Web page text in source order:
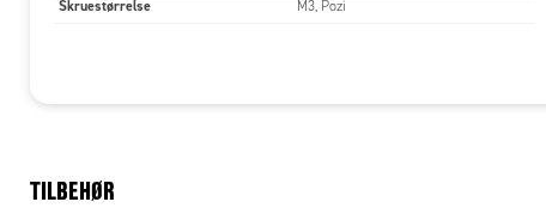
Skruestørrelse M3, Pozi
TILBEHØR